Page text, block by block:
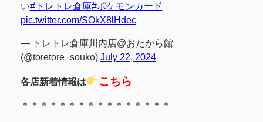
い#トレトレ倉庫#ポケモンカード
pic.twitter.com/SOkX8lHdec
— トレトレ倉庫川内店@おたから館
(@toretore_souko) July 22, 2024
各店新着情報は こちら
＊＊＊＊＊＊＊＊＊＊＊＊＊＊＊＊